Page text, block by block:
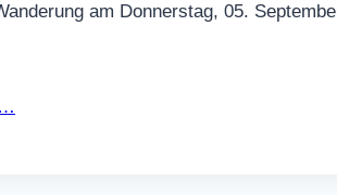
am Donnerstag, 05.